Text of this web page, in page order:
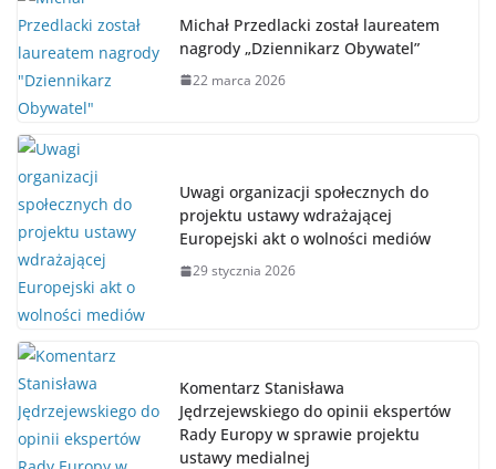
Michał Przedlacki został laureatem
nagrody „Dziennikarz Obywatel”
22 marca 2026
Uwagi organizacji społecznych do
projektu ustawy wdrażającej
Europejski akt o wolności mediów
29 stycznia 2026
Komentarz Stanisława
Jędrzejewskiego do opinii ekspertów
Rady Europy w sprawie projektu
ustawy medialnej